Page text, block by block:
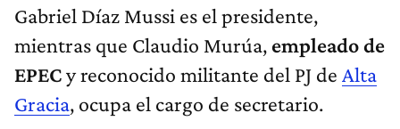
Gabriel Díaz Mussi es el presidente,
mientras que Claudio Murúa, empleado de
EPECy reconocido militante del PJ de Alta
Gracia, ocupa el cargo de secretario.